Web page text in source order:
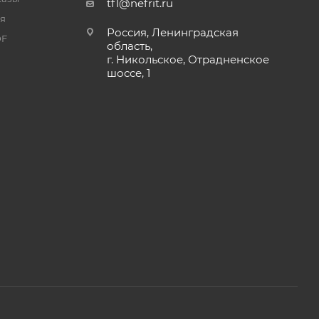
tf1@nefrit.ru
Россия, Ленинградская
область,
г. Никольское, Отрадненское
шоссе, 1